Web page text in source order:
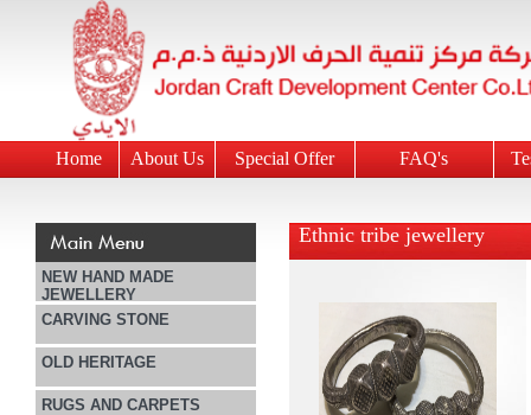
Home About Us Special Offer FAQ's
NEW HAND MADE
JEWELLERY
CARVING STONE
OLD HERITAGE
RUGS AND CARPETS
Ethnic tribe jewellery